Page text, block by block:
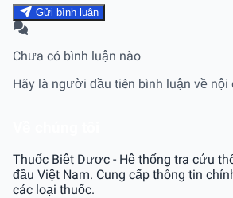
Gửi bình luận
Chưa có bình luận nào
Hãy là người đầu tiên bình luận về nội
Thuốc Biệt Dược - Hệ thống tra cứu
đầu Việt Nam. Cung cấp thông tin
các loại thuốc.